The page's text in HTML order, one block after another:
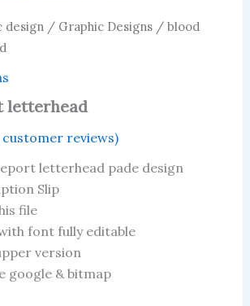
design/ Graphic Designs/ blood
letterhead
customer reviews)
letterhead pade design
Slip
file
font fully editable
version
google & bitmap